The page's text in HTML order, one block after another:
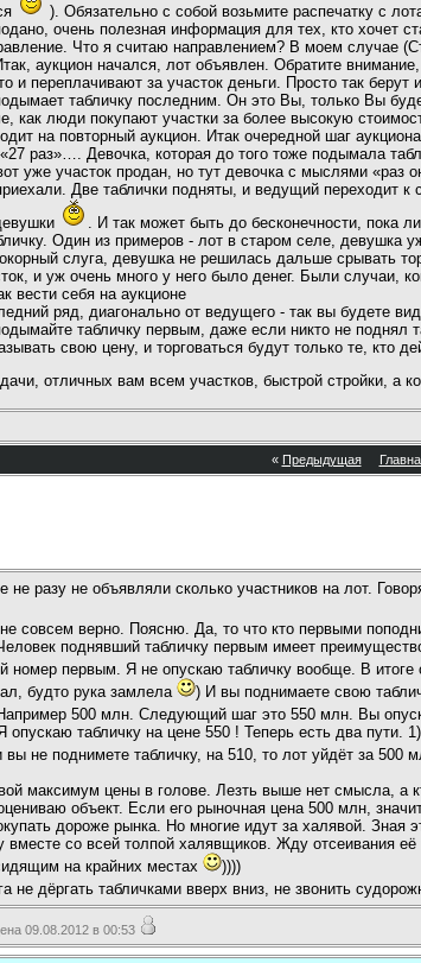
). Обязательно с собой возьмите распечатку с
очень полезная информация для тех, кто хочет
Что я считаю направлением? В моем случае
аукцион начался, лот объявлен. Обратите
и переплачивают за участок деньги. Просто так
табличку последним. Он это Вы, только Вы
как люди покупают участки за более высокую
на повторный аукцион. Итак очередной шаг
раз»…. Девочка, которая до того тоже подымала
уже участок продан, но тут девочка с мыслями «раз
Две таблички подняты, и ведущий переходит
. И так может быть до бесконечности, пока
Один из примеров - лот в старом селе, девушка
слуга, девушка не решилась дальше срывать
и уж очень много у него было денег. Были случаи,
вести себя на аукционе
ряд, диагонально от ведущего - так вы будете
табличку первым, даже если никто не
свою цену, и торговаться будут только те, кто
отличных вам всем участков, быстрой стройки, а
« Предыдущая
не разу не объявляли сколько участников на лот.
совсем верно. Поясню. Да, то что кто первыми
поднявший табличку первым имеет
номер первым. Я не опускаю табличку вообще. В
будто рука замлела
) И вы поднимаете свою
500 млн. Следующий шаг это 550 млн. Вы
опускаю табличку на цене 550 ! Теперь есть два пути.
вы не поднимете табличку, на 510, то лот уйдёт за 500
максимум цены в голове. Лезть выше нет смысла, а
объект. Если его рыночная цена 500 млн,
дороже рынка. Но многие идут за халявой.
вместе со всей толпой халявщиков. Жду отсеивания
на крайних местах
))))
не дёргать табличками вверх вниз, не звонить
09.08.2012 в 00:53